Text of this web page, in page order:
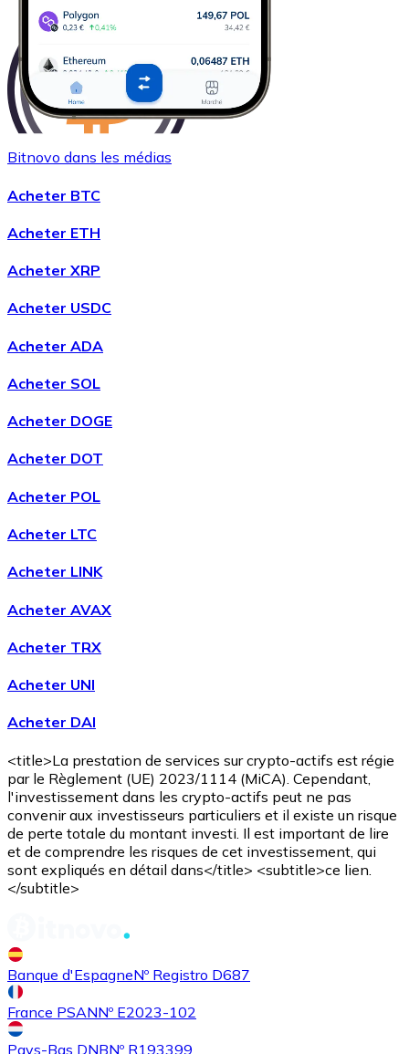
AcheterWrapped Bitcoin
AcheterAvalanche
Acheter Shiba Inu
SHIB
AcheterUniswap avec virement bancaire
UNI
Bitnovo dans les médias
Acheter BTC
Acheter ETH
Acheter XRP
Acheter USDC
Acheter ADA
Acheter SOL
Acheter DOGE
Acheter DOT
Acheter POL
Acheter LTC
Acheter LINK
Acheter AVAX
Acheter TRX
Acheter UNI
Acheter DAI
<title>La prestation de services sur crypto-actifs est régie
par le Règlement (UE) 2023/1114 (MiCA). Cependant,
l'investissement dans les crypto-actifs peut ne pas
convenir aux investisseurs particuliers et il existe un risque
de perte totale du montant investi. Il est important de lire
et de comprendre les risques de cet investissement, qui
sont expliqués en détail dans</title> <subtitle>ce lien.
</subtitle>
Banque d'EspagneNº Registro D687
France PSANNº E2023-102
Pays-Bas DNBNº R193399